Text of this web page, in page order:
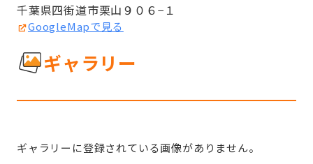
千葉県四街道市栗山９０６−１
GoogleMapで見る
ギャラリー
ギャラリーに登録されている画像がありません。